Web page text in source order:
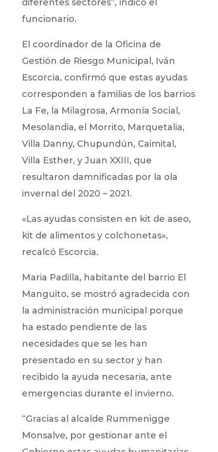
diferentes sectores”, indicó el
funcionario.
El coordinador de la Oficina de
Gestión de Riesgo Municipal, Iván
Escorcia, confirmó que estas ayudas
corresponden a familias de los barrios
La Fe, la Milagrosa, Armonía Social,
Mesolandia, el Morrito, Marquetalia,
Villa Danny, Chupundún, Caimital,
Villa Esther, y Juan XXIII, que
resultaron damnificadas por la ola
invernal del 2020 – 2021.
«Las ayudas consisten en kit de aseo,
kit de alimentos y colchonetas»,
recalcó Escorcia.
Maria Padilla, habitante del barrio El
Manguito, se mostró agradecida con
la administración municipal porque
ha estado pendiente de las
necesidades que se les han
presentado en su sector y han
recibido la ayuda necesaria, ante
emergencias durante el invierno.
“Gracias al alcalde Rummenigge
Monsalve, por gestionar ante el